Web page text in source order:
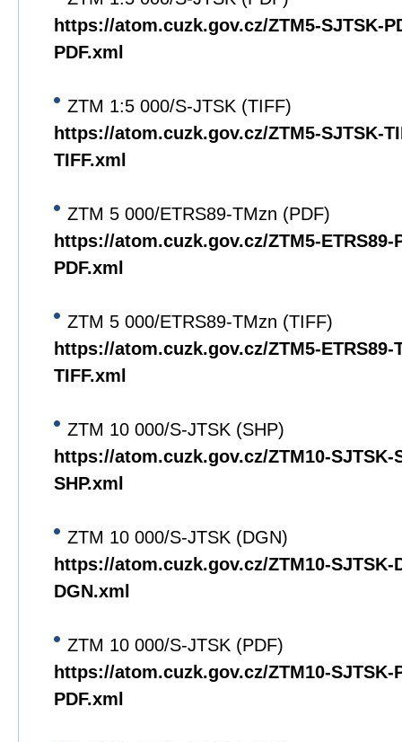
https://atom.cuzk.gov.cz/ZTM5-SJTSK-
PDF.xml
ZTM 1:5 000/S-JTSK (TIFF)
https://atom.cuzk.gov.cz/ZTM5-SJTSK-
TIFF.xml
ZTM 5 000/ETRS89-TMzn (PDF)
https://atom.cuzk.gov.cz/ZTM5-ETRS89-
PDF.xml
ZTM 5 000/ETRS89-TMzn (TIFF)
https://atom.cuzk.gov.cz/ZTM5-ETRS89-
TIFF.xml
ZTM 10 000/S-JTSK (SHP)
https://atom.cuzk.gov.cz/ZTM10-SJTSK-
SHP.xml
ZTM 10 000/S-JTSK (DGN)
https://atom.cuzk.gov.cz/ZTM10-SJTSK-
DGN.xml
ZTM 10 000/S-JTSK (PDF)
https://atom.cuzk.gov.cz/ZTM10-SJTSK-
PDF.xml